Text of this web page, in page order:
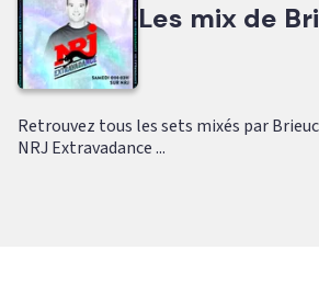
Les mix de
Retrouvez tous les sets mixés par
NRJ Extravadance ...